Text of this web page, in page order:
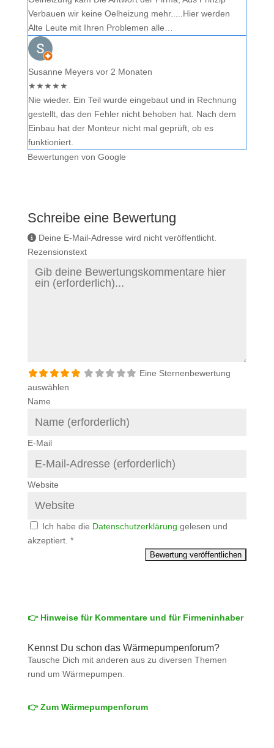
Verbauen wir keine Oelheizung mehr.....Hier werden
Alte Leute mit Ihren Problemen alle…
Susanne Meyers vor 2 Monaten
★★★★★
Nie wieder. Ein Teil wurde eingebaut und in Rechnung
gestellt, das den Fehler nicht behoben hat. Nach dem
Einbau hat der Monteur nicht mal geprüft, ob es
funktioniert.
Bewertungen von Google
Schreibe eine Bewertung
Deine E-Mail-Adresse wird nicht veröffentlicht.
Rezensionstext
Eine Sternenbewertung
auswählen
Name
E-Mail
Website
Ich habe die Datenschutzerklärung gelesen und
akzeptiert. *
👉 Hinweise für Kommentare und für Firmeninhaber
Kennst Du schon das Wärmepumpenforum?
Tausche Dich mit anderen aus zu diversen Themen
rund um Wärmepumpen.
👉 Zum Wärmepumpenforum